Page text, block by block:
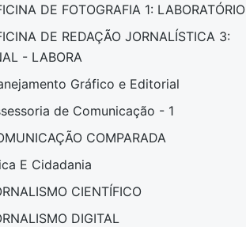
DE FOTOGRAFIA 1: LABORATÓRIO
DE REDAÇÃO JORNALÍSTICA 3:
- LABORA
Gráfico e Editorial
de Comunicação - 1
COMPARADA
E Cidadania
CIENTÍFICO
DIGITAL